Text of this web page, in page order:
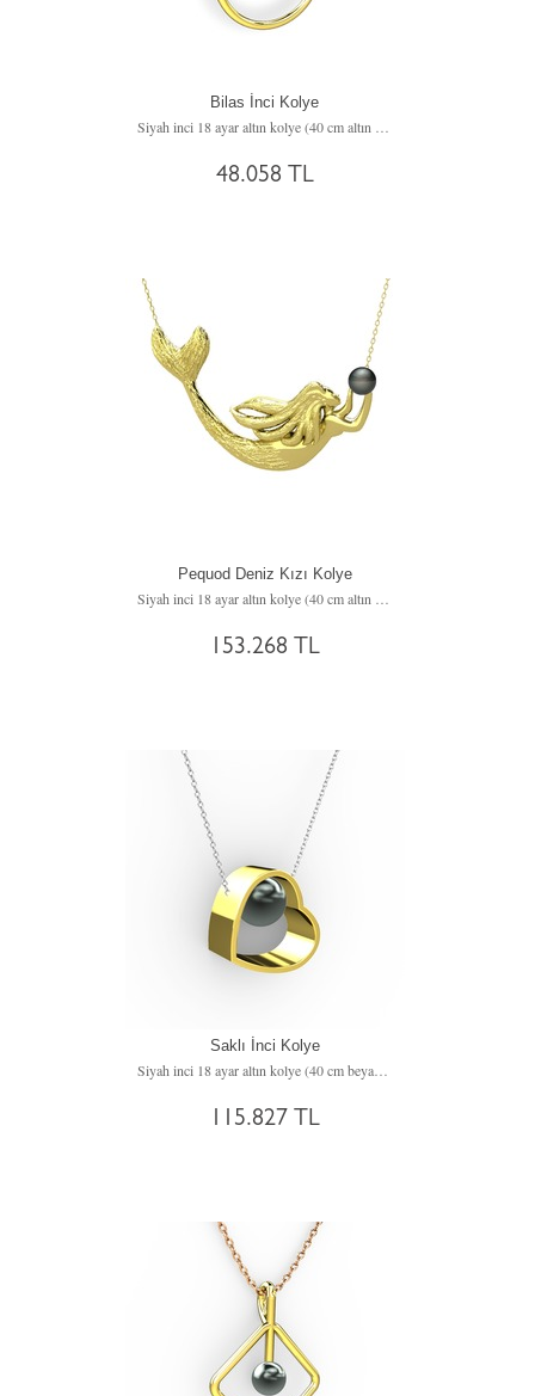
Bilas İnci Kolye
48.058 TL
Pequod Deniz Kızı Kolye
153.268 TL
Saklı İnci Kolye
Siyah inci 18 ayar altın kolye (40 cm beyaz altın rolo zincir)
115.827 TL